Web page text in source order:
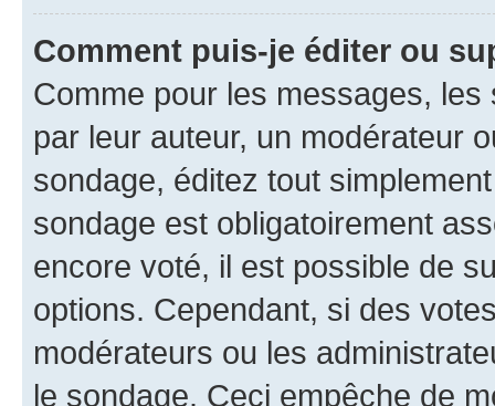
Comment puis-je éditer ou
Comme pour les messages,
par leur auteur, un modérateur
sondage, éditez tout
sondage est obligatoirement
encore voté, il est possible de
options. Cependant, si des
modérateurs ou les
le sondage. Ceci empêche de